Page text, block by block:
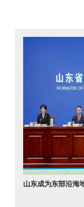
山东成为东部沿海